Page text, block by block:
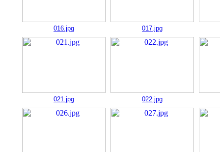
016.jpg 017.jpg
021.jpg 022.jpg